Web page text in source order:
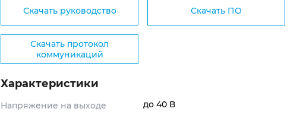
Скачать руководство Скачать ПО
Скачать протокол
коммуникаций
Характеристики
Напряжение на выходе до 40 В